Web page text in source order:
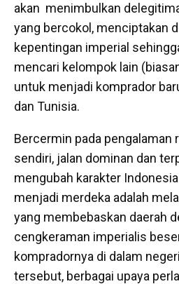
akan menimbulkan
yang bercokol, menciptakan
kepentingan imperial
mencari kelompok lain
untuk menjadi komprador
dan Tunisia.
Bercermin pada pengalaman
sendiri, jalan dominan dan
mengubah karakter
menjadi merdeka adalah
yang membebaskan daerah
cengkeraman imperialis
kompradornya di dalam
tersebut, berbagai upaya